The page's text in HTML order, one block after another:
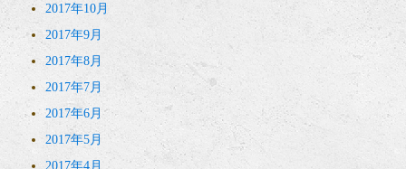
2017年10月
2017年9月
2017年8月
2017年7月
2017年6月
2017年5月
2017年4月